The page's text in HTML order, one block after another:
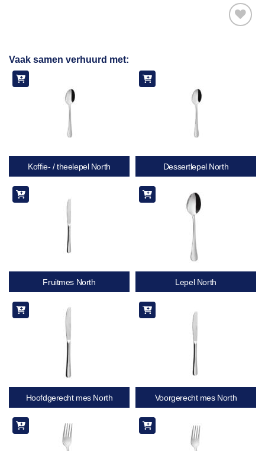
Vaak samen verhuurd met:
Koffie- / theelepel North Dessertlepel North
Fruitmes North Lepel North
Hoofdgerecht mes North Voorgerecht mes North